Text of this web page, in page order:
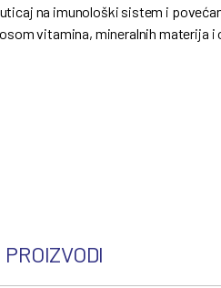
na imunološki sistem i
vitamina, mineralnih materija i